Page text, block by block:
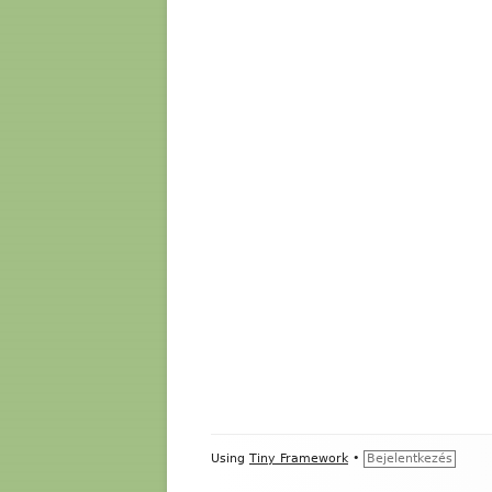
Footer
Using Tiny Framework • Bejelentkezés